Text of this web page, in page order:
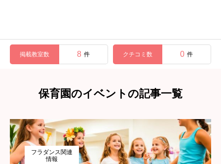
掲載教室数 8 件 クチコミ数 0 件
保育園のイベントの記事一覧
フラダンス関連
情報